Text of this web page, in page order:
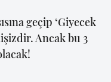
geçip ‘Giyecek
Ancak bu 3